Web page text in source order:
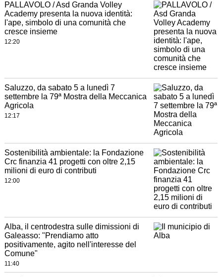
PALLAVOLO / Asd Granda Volley
Academy presenta la nuova identità:
l'ape, simbolo di una comunità che
cresce insieme
12:20
Saluzzo, da sabato 5 a lunedì 7
settembre la 79ª Mostra della Meccanica
Agricola
12:17
Sostenibilità ambientale: la Fondazione
Crc finanzia 41 progetti con oltre 2,15
milioni di euro di contributi
12:00
Alba, il centrodestra sulle dimissioni di
Galeasso: "Prendiamo atto
positivamente, agito nell'interesse del
Comune"
11:40